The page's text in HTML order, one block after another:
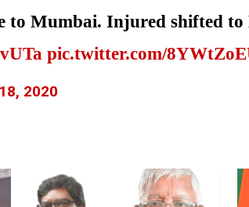
to Mumbai. Injured shifted
pic.twitter.com/
2020